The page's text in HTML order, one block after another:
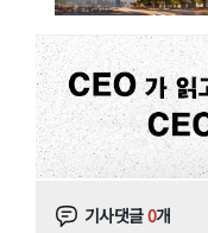
기사댓글0개